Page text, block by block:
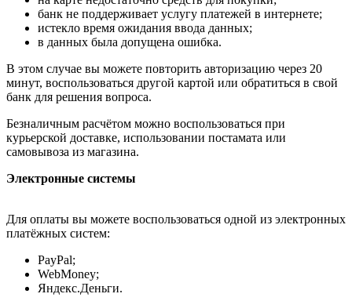
банк не поддерживает услугу платежей в интернете;
истекло время ожидания ввода данных;
в данных была допущена ошибка.
В этом случае вы можете повторить авторизацию через 20
минут, воспользоваться другой картой или обратиться в свой
банк для решения вопроса.
Безналичным расчётом можно воспользоваться при
курьерской доставке, использовании постамата или
самовывоза из магазина.
Электронные системы
Для оплаты вы можете воспользоваться одной из электронных
платёжных систем:
PayPal;
WebMoney;
Яндекс.Деньги.